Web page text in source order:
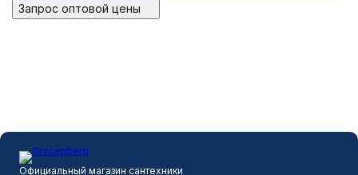
Запрос оптовой цены
Официальный магазин сантехники